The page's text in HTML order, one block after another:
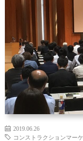
2019.06.26
コンストラクションマー